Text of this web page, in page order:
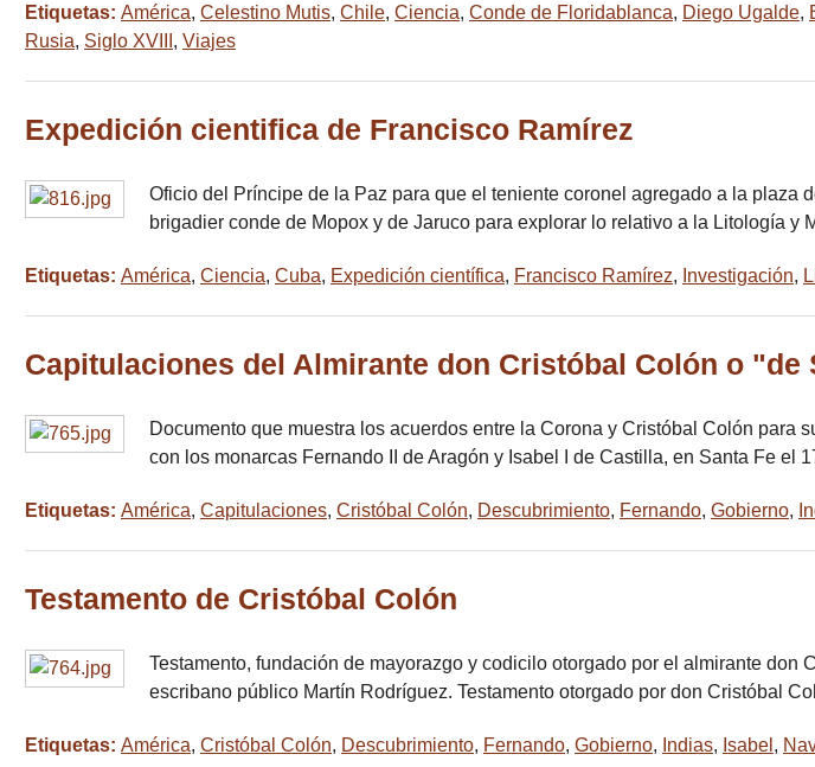
Etiquetas: América, Celestino Mutis, Chile, Ciencia, Conde de Floridablanca, Diego Ugalde,
Rusia, Siglo XVIII , Viajes
Expedición cientifica de Francisco Ramírez
Oficio del Príncipe de la Paz para que el teniente coronel agregado a la plaza
brigadier conde de Mopox y de Jaruco para explorar lo relativo a la Litología y
Etiquetas: América, Ciencia, Cuba, Expedición científica, Francisco Ramírez, Investigación,
Capitulaciones del Almirante don Cristóbal Colón o "de
Documento que muestra los acuerdos entre la Corona y Cristóbal Colón
con los monarcas Fernando II de Aragón y Isabel I de Castilla, en Santa Fe el
Etiquetas: América, Capitulaciones, Cristóbal Colón, Descubrimiento, Fernando, Gobierno,
Testamento de Cristóbal Colón
Testamento, fundación de mayorazgo y codicilo otorgado por el almirante
escribano público Martín Rodríguez. Testamento otorgado por don Cristóbal
Etiquetas: América, Cristóbal Colón, Descubrimiento, Fernando, Gobierno, Indias, Isabel ,